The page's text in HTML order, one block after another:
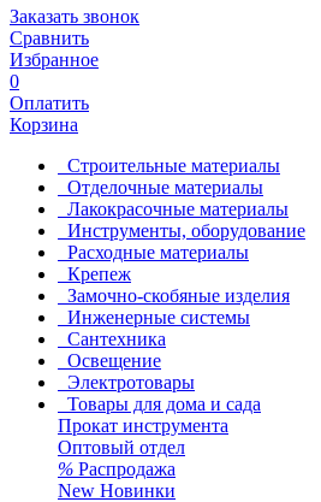
Заказать звонок
Сравнить
Избранное
0
Оплатить
Корзина
Строительные материалы
Отделочные материалы
Лакокрасочные материалы
Инструменты, оборудование
Расходные материалы
Крепеж
Замочно-скобяные изделия
Инженерные системы
Сантехника
Освещение
Электротовары
Товары для дома и сада
Прокат инструмента
Оптовый отдел
% Распродажа
New Новинки